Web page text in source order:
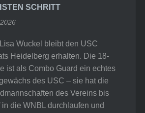
SCHRITT
Wuckel bleibt den USC
Heidelberg erhalten. Die 18-
ist als Combo Guard ein echtes
des USC – sie hat die
des Vereins bis
in die WNBL durchlaufen und